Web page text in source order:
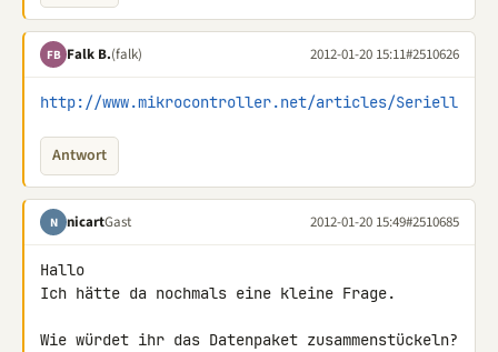
FB Falk B.(falk) 2012-01-20 15:11#2510626
http://www.mikrocontroller.net/articles/Seriell
Antwort
N nicartGast 2012-01-20 15:49#2510685
Hallo
Ich hätte da nochmals eine kleine Frage.
Wie würdet ihr das Datenpaket zusammenstückeln?